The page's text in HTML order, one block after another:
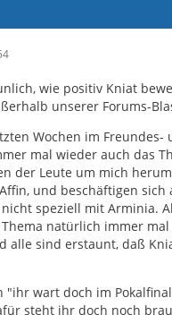
wie positiv Kniat
unserer Forums-
Wochen im Freundes-
mal wieder auch das
der Leute um mich
und beschäftigen sich
nicht speziell mit Arminia.
natürlich immer mal
alle sind erstaunt, daß
"ihr wart doch im
steht ihr doch noch